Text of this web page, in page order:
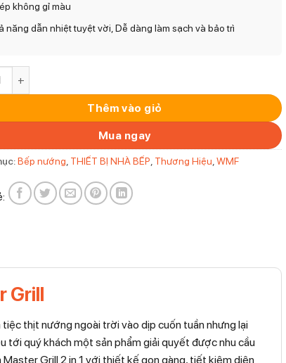
không gỉ màu
năng dẫn nhiệt tuyệt vời, Dễ dàng làm sạch và bảo trì
WMF Profi Plus Urban Master Grill Ngoài Trời 2 in 1
Thêm vào giỏ
Mua ngay
Bếp nướng THIẾT BỊ NHÀ BẾP Thương Hiệu ,WMF
Grill
thịt nướng ngoài trời vào dịp cuốn tuần nhưng lại
tới quý khách một sản phẩm giải quyết được nhu cầu
Grill 2 in 1 với thiết kế gọn gàng, tiết kiệm diện